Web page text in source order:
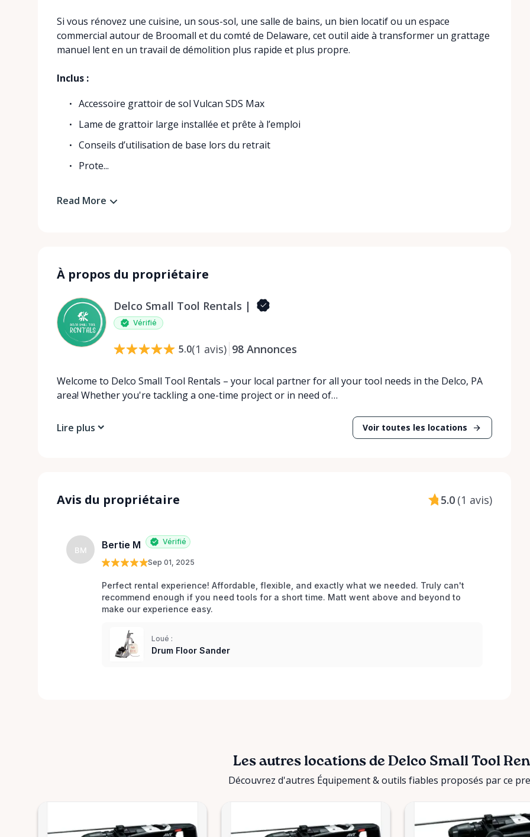
Si vous rénovez une cuisine, un sous-sol, une salle de bains, un bien locatif ou un espace
commercial autour de Broomall et du comté de Delaware, cet outil aide à transformer un grattage
manuel lent en un travail de démolition plus rapide et plus propre.
Inclus :
Accessoire grattoir de sol Vulcan SDS Max
Lame de grattoir large installée et prête à l’emploi
Conseils d’utilisation de base lors du retrait
Prote...
Read More
À propos du propriétaire
Delco Small Tool Rentals |
Vérifié
5.0(1 avis) 98 Annonces
Welcome to Delco Small Tool Rentals – your local partner for all your tool needs in the Delco, PA
area! Whether you're tackling a one-time project or in need of…
Lire plus Voir toutes les locations
Avis du propriétaire 5.0 (1 avis)
BM Bertie M Vérifié
Sep 01, 2025
Perfect rental experience! Affordable, flexible, and exactly what we needed. Truly can't
recommend enough if you need tools for a short time. Matt went above and beyond to
make our experience easy.
Loué :
Drum Floor Sander
Les autres locations de Delco Small Tool
Découvrez d'autres Équipement & outils fiables proposés par ce